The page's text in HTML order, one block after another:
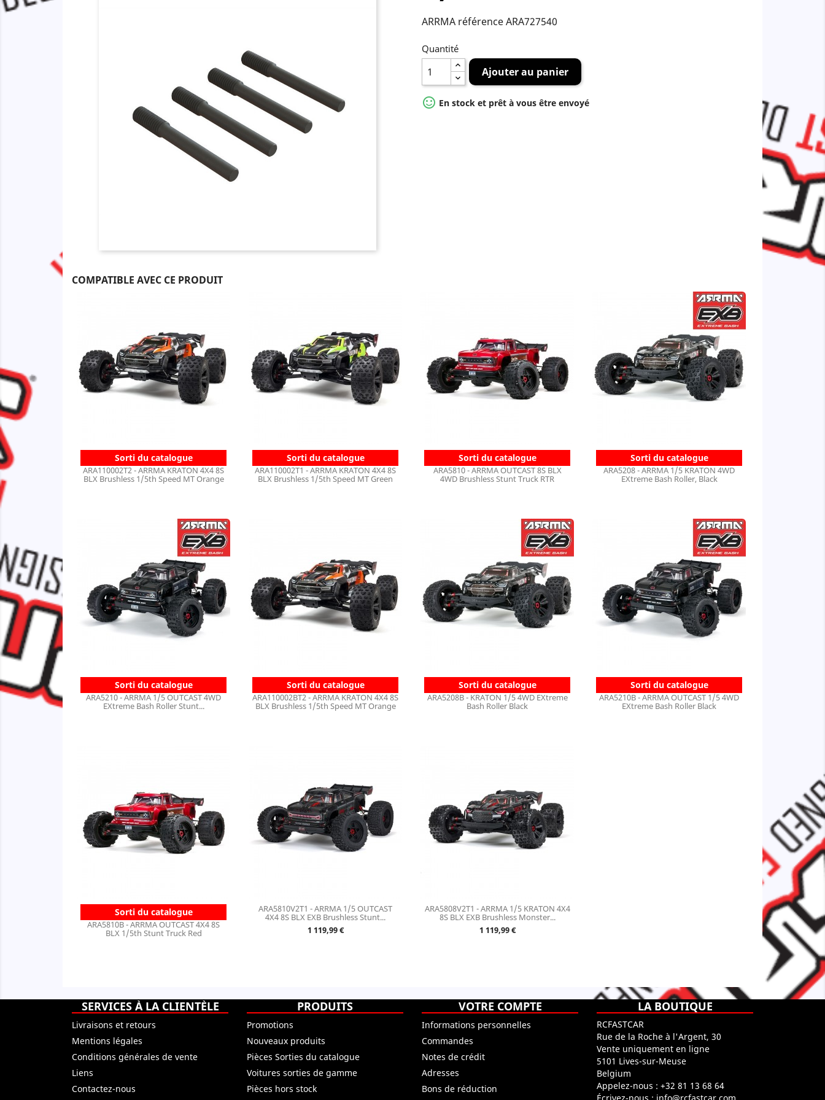
ARRMA référence ARA727540
Quantité
Ajouter au panier
 En stock et prêt à vous être envoyé
COMPATIBLE AVEC CE PRODUIT
Sorti du catalogue
ARA110002T2 - ARRMA KRATON 4X4 8S
BLX Brushless 1/5th Speed MT Orange
Sorti du catalogue
ARA110002T1 - ARRMA KRATON 4X4 8S
BLX Brushless 1/5th Speed MT Green
Sorti du catalogue
ARA5810 - ARRMA OUTCAST 8S BLX
4WD Brushless Stunt Truck RTR
Sorti du catalogue
ARA5208 - ARRMA 1/5 KRATON 4WD
EXtreme Bash Roller, Black
Sorti du catalogue
ARA5210 - ARRMA 1/5 OUTCAST 4WD
EXtreme Bash Roller Stunt...
Sorti du catalogue
ARA110002BT2 - ARRMA KRATON 4X4 8S
BLX Brushless 1/5th Speed MT Orange
Sorti du catalogue
ARA5208B - KRATON 1/5 4WD EXtreme
Bash Roller Black
Sorti du catalogue
ARA5210B - ARRMA OUTCAST 1/5 4WD
EXtreme Bash Roller Black
Sorti du catalogue
ARA5810B - ARRMA OUTCAST 4X4 8S
BLX 1/5th Stunt Truck Red
ARA5810V2T1 - ARRMA 1/5 OUTCAST
4X4 8S BLX EXB Brushless Stunt...
Prix
1 119,99 €
ARA5808V2T1 - ARRMA 1/5 KRATON 4X4
8S BLX EXB Brushless Monster...
Prix
1 119,99 €
SERVICES À LA CLIENTÈLE
Livraisons et retours
Mentions légales
Conditions générales de vente
Liens
Contactez-nous
PRODUITS
Promotions
Nouveaux produits
Pièces Sorties du catalogue
Voitures sorties de gamme
Pièces hors stock
VOTRE COMPTE
Informations personnelles
Commandes
Notes de crédit
Adresses
Bons de réduction
LA BOUTIQUE
RCFASTCAR
Rue de la Roche à l'Argent, 30
Vente uniquement en ligne
5101 Lives-sur-Meuse
Belgium
Appelez-nous : +32 81 13 68 64